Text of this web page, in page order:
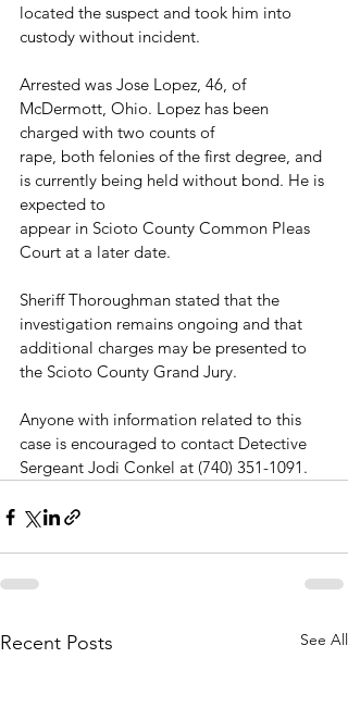
located the suspect and took him into
custody without incident.
Arrested was Jose Lopez, 46, of
McDermott, Ohio. Lopez has been
charged with two counts of
rape, both felonies of the first degree, and
is currently being held without bond. He is
expected to
appear in Scioto County Common Pleas
Court at a later date.
Sheriff Thoroughman stated that the
investigation remains ongoing and that
additional charges may be presented to
the Scioto County Grand Jury.
Anyone with information related to this
case is encouraged to contact Detective
Sergeant Jodi Conkel at (740) 351-1091.
Recent Posts See All